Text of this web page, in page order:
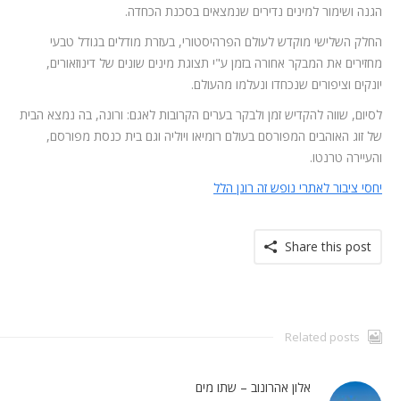
הגנה ושימור למינים נדירים שנמצאים בסכנת הכחדה.
החלק השלישי מוקדש לעולם הפרהיסטורי, בעזרת מודלים בגודל טבעי
מחזירים את המבקר אחורה בזמן ע"י תצוגת מינים שונים של דינוזאורים,
יונקים וציפורים שנכחדו ונעלמו מהעולם.
לסיום, שווה להקדיש זמן ולבקר בערים הקרובות לאגם: ורונה, בה נמצא הבית
של זוג האוהבים המפורסם בעולם רומיאו ויוליה וגם בית כנסת מפורסם,
והעיירה טרנטו.
יחסי ציבור לאתרי נופש זה רונן הלל
Share this post
Related posts
אלון אהרונוב – שתו מים